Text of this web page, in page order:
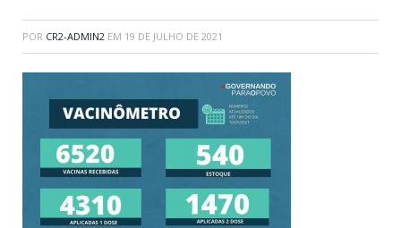
POR CR2-ADMIN2 EM 19 DE JULHO DE 2021